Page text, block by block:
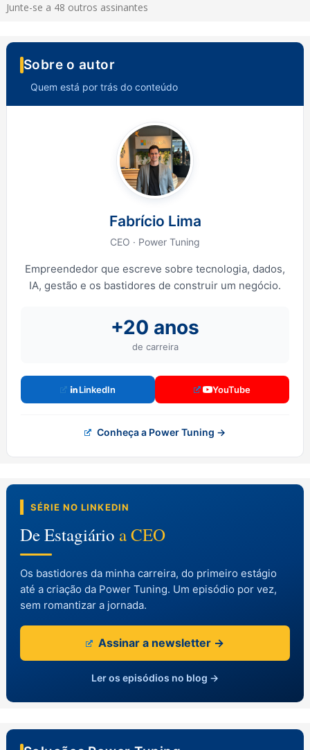
Junte-se a 48 outros assinantes
Sobre o autor
Quem está por trás do conteúdo
Fabrício Lima
CEO · Power Tuning
Empreendedor que escreve sobre tecnologia, dados,
IA, gestão e os bastidores de construir um negócio.
+20 anos
de carreira
LinkedIn YouTube
Conheça a Power Tuning →
SÉRIE NO LINKEDIN
De Estagiário a CEO
Os bastidores da minha carreira, do primeiro estágio
até a criação da Power Tuning. Um episódio por vez,
sem romantizar a jornada.
Assinar a newsletter →
Ler os episódios no blog →